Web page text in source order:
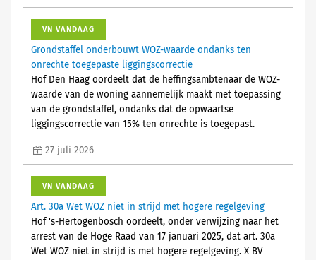
VN VANDAAG
Grondstaffel onderbouwt WOZ-waarde ondanks ten
onrechte toegepaste liggingscorrectie
Hof Den Haag oordeelt dat de heffingsambtenaar de WOZ-
waarde van de woning aannemelijk maakt met toepassing
van de grondstaffel, ondanks dat de opwaartse
liggingscorrectie van 15% ten onrechte is toegepast.
27 juli 2026
VN VANDAAG
Art. 30a Wet WOZ niet in strijd met hogere regelgeving
Hof 's-Hertogenbosch oordeelt, onder verwijzing naar het
arrest van de Hoge Raad van 17 januari 2025, dat art. 30a
Wet WOZ niet in strijd is met hogere regelgeving. X BV